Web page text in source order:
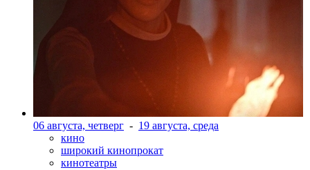
06 августа, четверг - 19 августа, среда
кино
широкий кинопрокат
кинотеатры